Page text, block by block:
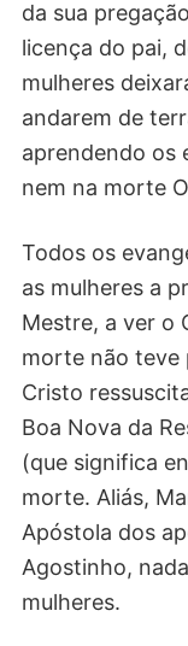
da sua
licença do pai,
mulheres
andarem de
aprendendo os
nem na morte
Todos os
as mulheres a
Mestre, a ver o
morte não teve
Cristo
Boa Nova da
(que significa
morte. Aliás,
Apóstola dos
Agostinho,
mulheres.